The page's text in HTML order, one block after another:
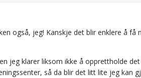
også, jeg! Kanskje det blir enklere å
jeg klarer liksom ikke å opprettholde
så da blir det litt lite jeg kan